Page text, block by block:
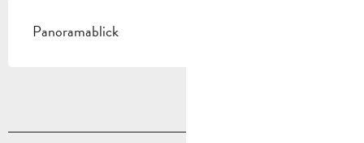
Panoramablick